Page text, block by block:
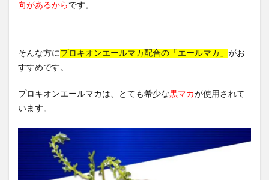
向があるから です。
そんな方にプロキオンエールマカ配合の「エールマカ」 がお
すすめです。
プロキオンエールマカは、とても希少な黒マカが使用されて
います。